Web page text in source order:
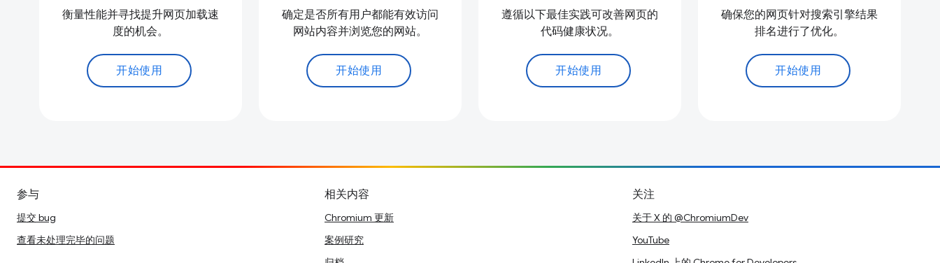
衡量性能并寻找提升网页加载速
度的机会。
开始使用
确定是否所有用户都能有效访问
网站内容并浏览您的网站。
开始使用
遵循以下最佳实践可改善网页的
代码健康状况。
开始使用
确保您的网页针对搜索引擎结果
排名进行了优化。
开始使用
参与
提交 bug
查看未处理完毕的问题
相关内容
Chromium 更新
案例研究
关注
关于 X 的 @ChromiumDev
YouTube